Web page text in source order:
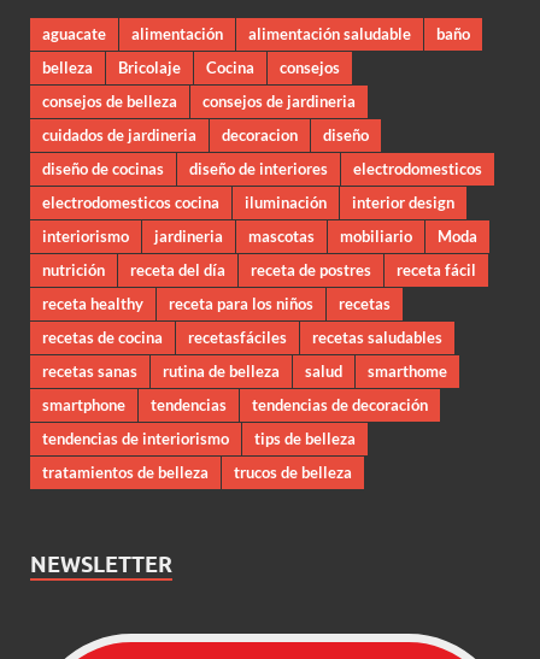
aguacate alimentación alimentación saludable
baño
belleza
Bricolaje Cocina
consejos
consejos de belleza
consejos de jardineria
cuidados de jardineria
decoracion
diseño
diseño de cocinas
diseño de interiores
electrodomesticos
electrodomesticos cocina
iluminación
interior design
interiorismo
jardineria mascotas mobiliario
Moda
nutrición
receta del día receta de postres
receta fácil
receta healthy
receta para los niños
recetas
recetas de cocina
recetasfáciles
recetas saludables
recetas sanas
rutina de belleza salud
smarthome
smartphone
tendencias
tendencias de decoración
tendencias de interiorismo
tips de belleza
tratamientos de belleza
trucos de belleza
NEWSLETTER